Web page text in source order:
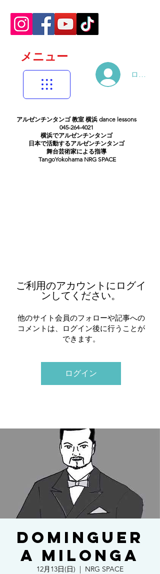
メニュー
ログイン
アルゼンチンタンゴ 教室 横浜 dance lessons
045-264-4021
横浜でアルゼンチンタンゴ
日本で活動するアルゼンチンタンゴ
舞台芸術家による指導
TangoYokohama NRG SPACE
ご利用のアカウントにログイ
ンしてください。
他のサイト会員のフォローや記事への
コメントは、ログイン後に行うことが
できます。
ログイン
DOMINGUER
A MILONGA
12月13日(日)
  |
NRG SPACE